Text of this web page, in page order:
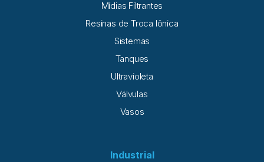
Mídias Filtrantes
Resinas de Troca Iônica
Sistemas
Tanques
Ultravioleta
Válvulas
Vasos
Industrial